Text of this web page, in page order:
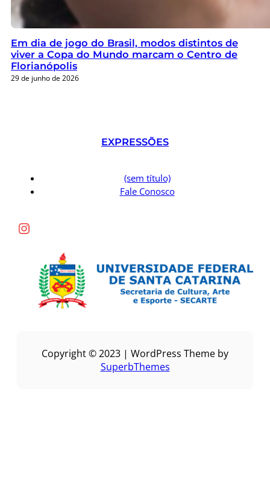
Em dia de jogo do Brasil, modos distintos de
viver a Copa do Mundo marcam o Centro de
Florianópolis
29 de junho de 2026
EXPRESSÕES
(sem título)
Fale Conosco
Instagram
Copyright © 2023 | WordPress Theme by
SuperbThemes